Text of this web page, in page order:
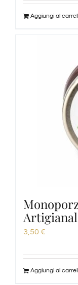
Aggiungi al
3,50 €
Aggiungi al